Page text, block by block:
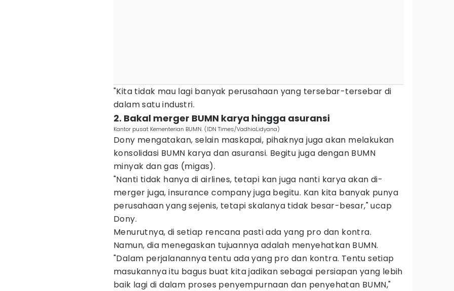
"Kita tidak mau lagi banyak perusahaan yang tersebar-tersebar di
dalam satu industri.
2. Bakal merger BUMN karya hingga asuransi
Kantor pusat Kementerian BUMN. (IDN Times/VadhiaLidyana)
Dony mengatakan, selain maskapai, pihaknya juga akan melakukan
konsolidasi BUMN karya dan asuransi. Begitu juga dengan BUMN
minyak dan gas (migas).
"Nanti tidak hanya di airlines, tetapi kan juga nanti karya akan di-
merger juga, insurance company juga begitu. Kan kita banyak punya
perusahaan yang sejenis, tetapi skalanya tidak besar-besar," ucap
Dony.
Menurutnya, di setiap rencana pasti ada yang pro dan kontra.
Namun, dia menegaskan tujuannya adalah menyehatkan BUMN.
"Dalam perjalanannya tentu ada yang pro dan kontra. Tentu setiap
masukannya itu bagus buat kita jadikan sebagai persiapan yang lebih
baik lagi di dalam proses penyempurnaan dan penyehatan BUMN,"